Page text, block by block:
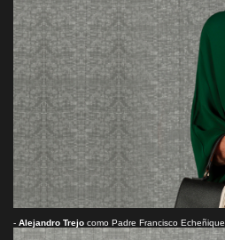
- Alejandro Trejo como Padre Francisco Echeñique